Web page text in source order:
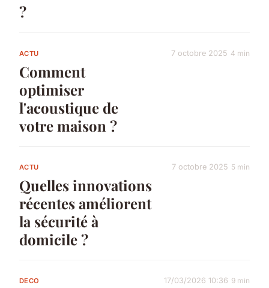
?
ACTU
Comment
optimiser
l'acoustique de
votre maison ?
7 octobre 2025 4 min
ACTU
Quelles innovations
récentes améliorent
la sécurité à
domicile ?
7 octobre 2025 5 min
DECO 17/03/2026 10:36 9 min